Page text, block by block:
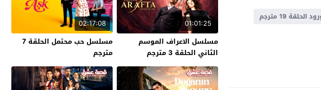
الحلقة 19 مترجم
01:01:25
مسلسل الاعراف الموسم
الثاني الحلقة 3 مترجم
02:17:08
مسلسل حب محتمل الحلقة 7
مترجم